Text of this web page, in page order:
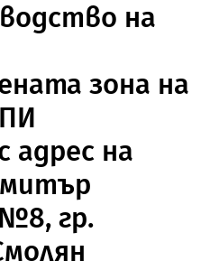
на
зона на
адрес на
гр.